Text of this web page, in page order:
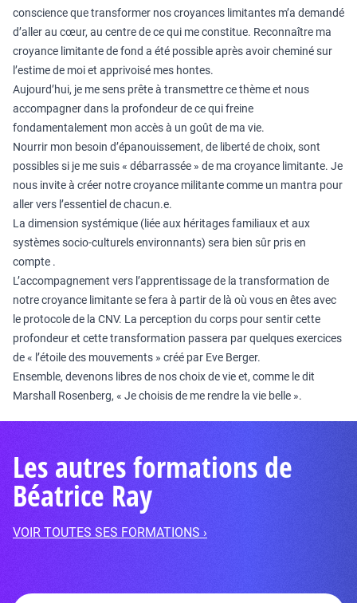
conscience que transformer nos croyances limitantes m’a demandé
d’aller au cœur, au centre de ce qui me constitue. Reconnaître ma
croyance limitante de fond a été possible après avoir cheminé sur
l’estime de moi et apprivoisé mes hontes.
Aujourd’hui, je me sens prête à transmettre ce thème et nous
accompagner dans la profondeur de ce qui freine
fondamentalement mon accès à un goût de ma vie.
Nourrir mon besoin d’épanouissement, de liberté de choix, sont
possibles si je me suis « débarrassée » de ma croyance limitante. Je
nous invite à créer notre croyance militante comme un mantra pour
aller vers l’essentiel de chacun.e.
La dimension systémique (liée aux héritages familiaux et aux
systèmes socio-culturels environnants) sera bien sûr pris en
compte .
L’accompagnement vers l’apprentissage de la transformation de
notre croyance limitante se fera à partir de là où vous en êtes avec
le protocole de la CNV. La perception du corps pour sentir cette
profondeur et cette transformation passera par quelques exercices
de « l’étoile des mouvements » créé par Eve Berger.
Ensemble, devenons libres de nos choix de vie et, comme le dit
Marshall Rosenberg, « Je choisis de me rendre la vie belle ».
Les autres formations de
Béatrice Ray
VOIR TOUTES SES FORMATIONS ›